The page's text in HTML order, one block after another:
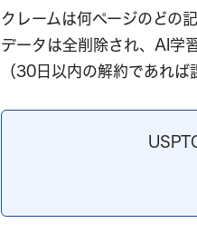
クレームは何ページのどの
データは全削除され、AI学
（30日以内の解約であれば